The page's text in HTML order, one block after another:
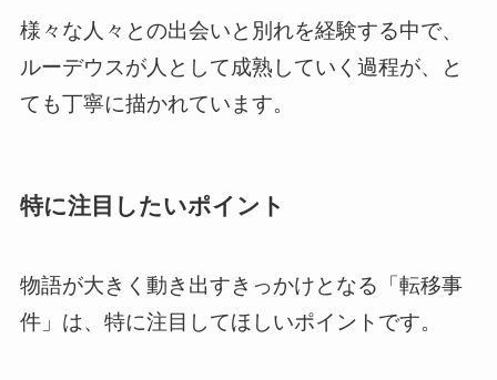
様々な人々との出会いと別れを経験する中で、
ルーデウスが人として成熟していく過程が、と
ても丁寧に描かれています。
特に注目したいポイント
物語が大きく動き出すきっかけとなる「転移事
件」は、特に注目してほしいポイントです。